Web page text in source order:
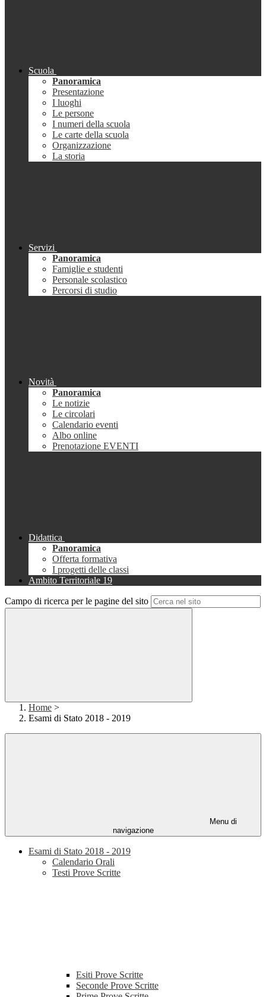
Scuola
Panoramica
Presentazione
I luoghi
Le persone
I numeri della scuola
Le carte della scuola
Organizzazione
La storia
Servizi
Panoramica
Famiglie e studenti
Personale scolastico
Percorsi di studio
Novità
Panoramica
Le notizie
Le circolari
Calendario eventi
Albo online
Prenotazione EVENTI
Didattica
Panoramica
Offerta formativa
I progetti delle classi
Ambito Territoriale 19
Campo di ricerca per le pagine del sito
Home >
Esami di Stato 2018 - 2019
Menu di
navigazione
Esami di Stato 2018 - 2019
Calendario Orali
Testi Prove Scritte
Esiti Prove Scritte
Seconde Prove Scritte